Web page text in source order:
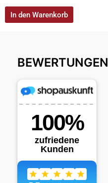
In den Warenkorb
BEWERTUNGEN